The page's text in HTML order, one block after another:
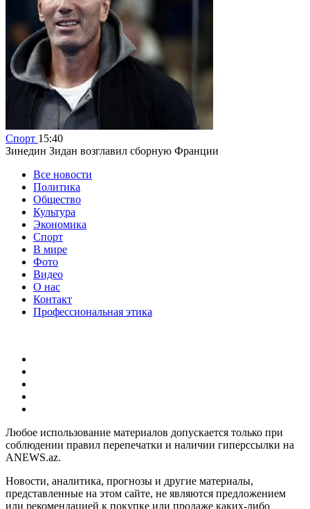
Спорт 15:40
Зинедин Зидан возглавил сборную Франции
Все новости
Политика
Общество
Культура
Экономика
Спорт
В мире
Фото
Видео
О нас
Контакт
Профессиональная этика
Любое использование материалов допускается только при
соблюдении правил перепечатки и наличии гиперссылки на
ANEWS.az.
Новости, аналитика, прогнозы и другие материалы,
представленные на этом сайте, не являются предложением
или рекомендацией к покупке или продаже каких-либо